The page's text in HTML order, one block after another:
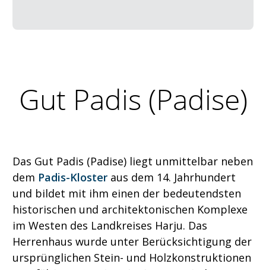
Gut Padis (Padise)
Das Gut Padis (Padise) liegt unmittelbar neben
dem Padis-Kloster aus dem 14. Jahrhundert
und bildet mit ihm einen der bedeutendsten
historischen und architektonischen Komplexe
im Westen des Landkreises Harju. Das
Herrenhaus wurde unter Berücksichtigung der
ursprünglichen Stein- und Holzkonstruktionen